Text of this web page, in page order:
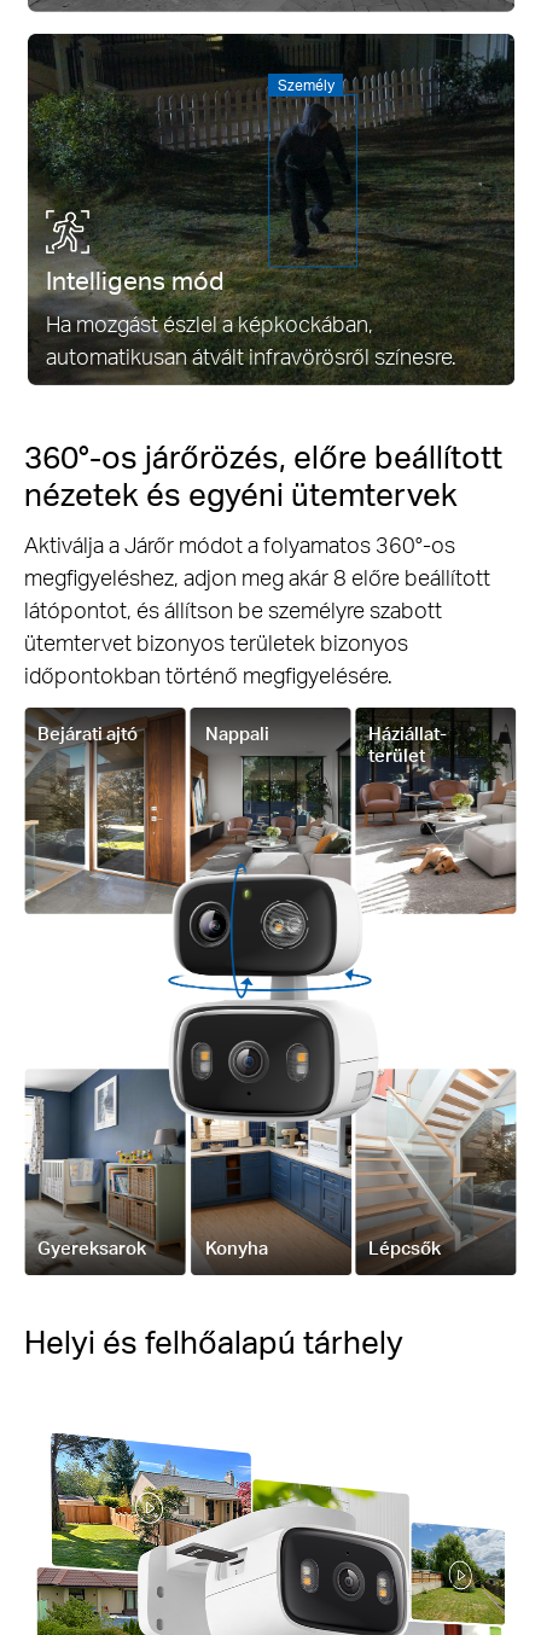
Intelligens mód
Ha mozgást észlel a képkockában,
automatikusan átvált infravörösről színesre.
Személy
360°-os járőrözés, előre beállított
nézetek és egyéni ütemtervek
Aktiválja a Járőr módot a folyamatos 360°-os
megfigyeléshez, adjon meg akár 8 előre beállított
látópontot, és állítson be személyre szabott
ütemtervet bizonyos területek bizonyos
időpontokban történő megfigyelésére.
Bejárati ajtó Nappali
Háziállat-
terület
Gyereksarok Konyha Lépcsők
Helyi és felhőalapú tárhely